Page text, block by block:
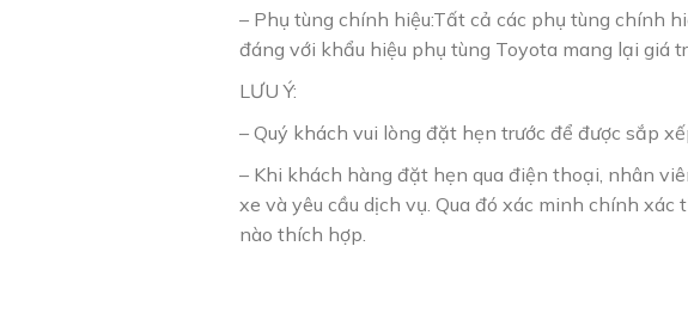
– Phụ tùng chính hiệu:Tất cả các phụ tùng chính
đáng với khẩu hiệu phụ tùng Toyota mang lại giá
LƯU Ý:
– Quý khách vui lòng đặt hẹn trước để được sắp
– Khi khách hàng đặt hẹn qua điện thoại, nhân
xe và yêu cầu dịch vụ. Qua đó xác minh chính
nào thích hợp.